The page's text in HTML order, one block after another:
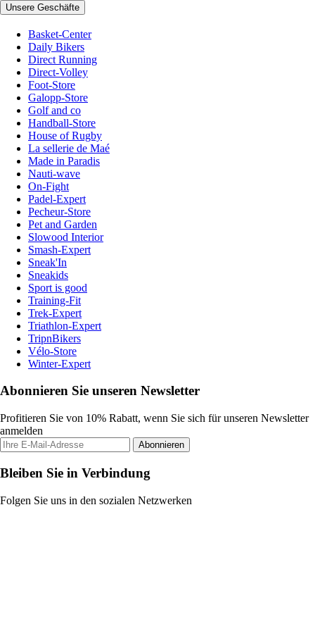
Unsere Geschäfte
Basket-Center
Daily Bikers
Direct Running
Direct-Volley
Foot-Store
Galopp-Store
Golf and co
Handball-Store
House of Rugby
La sellerie de Maé
Made in Paradis
Nauti-wave
On-Fight
Padel-Expert
Pecheur-Store
Pet and Garden
Slowood Interior
Smash-Expert
Sneak'In
Sneakids
Sport is good
Training-Fit
Trek-Expert
Triathlon-Expert
TripnBikers
Vélo-Store
Winter-Expert
Abonnieren Sie unseren Newsletter
Profitieren Sie von 10% Rabatt, wenn Sie sich für unseren Newsletter
anmelden
Abonnieren
Bleiben Sie in Verbindung
Folgen Sie uns in den sozialen Netzwerken